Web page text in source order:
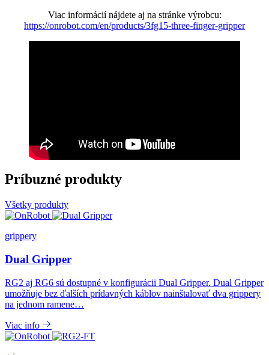
Viac informácií nájdete aj na stránke výrobcu:
https://onrobot.com/en/products/3fg15-three-finger-gripper
Príbuzné produkty
Všetky produkty
grippery
Dual Gripper
RG2 aj RG6 sú dostupné v konfigurácii Dual Gripper. Dual Gripper
umožňuje bez ďalších prídavných káblov nainštalovať dva grippery
na jednom ramene…
Viac info